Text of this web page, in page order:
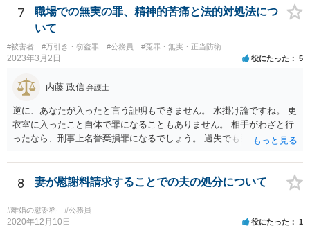
7
職場での無実の罪、精神的苦痛と法的対処法につ
いて
#被害者 #万引き・窃盗罪 #公務員 #冤罪・無実・正当防衛
2023年3月2日 役にたった 5
内藤 政信 弁護士
逆に、あなたが入ったと言う証明もできません。 水掛け論ですね。 更
衣室に入ったこと自体で罪になることもありません。 相手がわざと行
ったなら、刑事上名誉棄損罪になるでしょう。 過失でも民事では、慰
8 妻が慰謝料請求することでの夫の処分について
#離婚の慰謝料 #公務員
2020年12月10日 役にたった 1